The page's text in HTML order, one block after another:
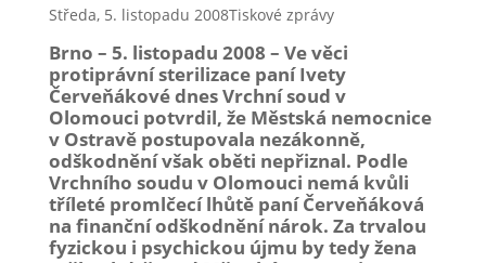
Středa, 5. listopadu 2008Tiskové zprávy
Brno – 5. listopadu 2008 – Ve věci
protiprávní sterilizace paní Ivety
Červeňákové dnes Vrchní soud v
Olomouci potvrdil, že Městská nemocnice
v Ostravě postupovala nezákonně,
odškodnění však oběti nepřiznal. Podle
Vrchního soudu v Olomouci nemá kvůli
tříleté promlčecí lhůtě paní Červeňáková
na finanční odškodnění nárok. Za trvalou
fyzickou i psychickou újmu by tedy žena